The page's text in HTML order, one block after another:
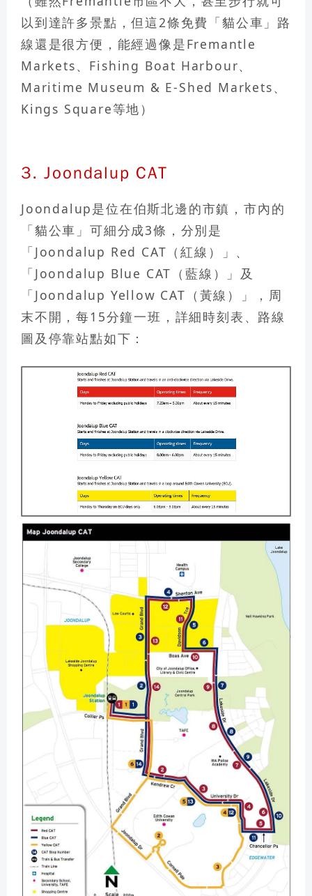
以到達許多景點，但這2條免費「貓公車」路
線還是很方便，能經過像是Fremantle
Markets、Fishing Boat Harbour、
Maritime Museum & E-Shed Markets、
Kings Square等地）
3. Joondalup CAT
Joondalup是位在伯斯北邊的市鎮，市內的
「貓公車」可細分成3條，分別是
「Joondalup Red CAT（紅線）」、
「Joondalup Blue CAT（藍線）」及
「Joondalup Yellow CAT（黃線）」，周
末不開，每15分鐘一班，詳細時刻表、路線
圖及停靠站點如下：